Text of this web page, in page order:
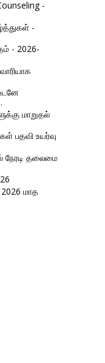
-
-
- 2026-
மாறுதல்
பதவி உயர்வு
நேரடி தலைமை
மாத